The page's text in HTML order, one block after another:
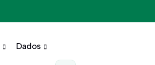
Dados